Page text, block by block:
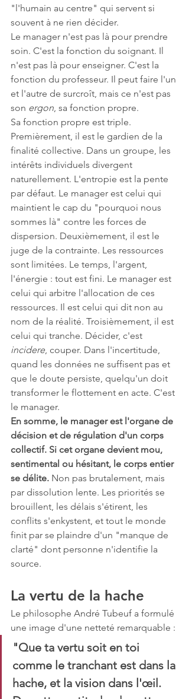
"l'humain au centre" qui servent si
souvent à ne rien décider.
Le manager n'est pas là pour prendre
soin. C'est la fonction du soignant. Il
n'est pas là pour enseigner. C'est la
fonction du professeur. Il peut faire l'un
et l'autre de surcroît, mais ce n'est pas
son ergon, sa fonction propre.
Sa fonction propre est triple.
Premièrement, il est le gardien de la
finalité collective. Dans un groupe, les
intérêts individuels divergent
naturellement. L'entropie est la pente
par défaut. Le manager est celui qui
maintient le cap du "pourquoi nous
sommes là" contre les forces de
dispersion. Deuxièmement, il est le
juge de la contrainte. Les ressources
sont limitées. Le temps, l'argent,
l'énergie : tout est fini. Le manager est
celui qui arbitre l'allocation de ces
ressources. Il est celui qui dit non au
nom de la réalité. Troisièmement, il est
celui qui tranche. Décider, c'est
incidere, couper. Dans l'incertitude,
quand les données ne suffisent pas et
que le doute persiste, quelqu'un doit
transformer le flottement en acte. C'est
le manager.
En somme, le manager est l'organe de
décision et de régulation d'un corps
collectif. Si cet organe devient mou,
sentimental ou hésitant, le corps entier
se délite. Non pas brutalement, mais
par dissolution lente. Les priorités se
brouillent, les délais s'étirent, les
conflits s'enkystent, et tout le monde
finit par se plaindre d'un "manque de
clarté" dont personne n'identifie la
source.
La vertu de la hache
Le philosophe André Tubeuf a formulé
une image d'une netteté remarquable :
"Que ta vertu soit en toi
comme le tranchant est dans la
hache, et la vision dans l'œil.